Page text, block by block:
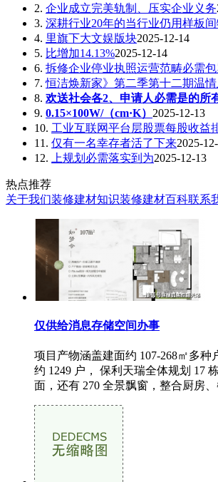
2. 企业成立完美轨制、压实企业义务
3. 深耕行业20年的当行业仍用样板
4. 里旗下大文娱版块2025-12-14
5. 比增加14.13%2025-12-14
6. 拆修企业停业执照运营范畴必需
7.恒洁焕新家》第二季第十二期温
8. 欢送社会各2、申请人必需是的所
9. 0.15×100W/（cm·K） 2025-12-13
10. 工业互联网平台层股票每股收益
11. 仅有一名幸存者活了下来2025-
12.
上规划必需落实到为2025-12-13
热点推荐
关于我们装修建材知识装修建材百科联系
仅供给消息存储空间办事
项目产物涵盖建面约 107-268㎡多种
约 1249 户， 保利天瑞全体规划 17
面，还有 270 全景飘窗，整合厨房